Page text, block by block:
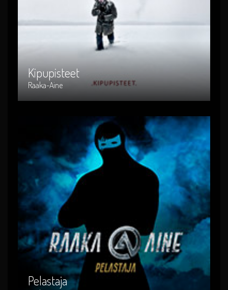
Kipupisteet
Raaka-Aine
Artist : Raaka-Aine
Release Date : 2010-04-21
Genre : suomi-rock
Pelastaja
Pelastaja
Artist : Raaka-Aine
Release Date : 2016-08-05
Genre : suomi-rock
Produced By : RACD-011